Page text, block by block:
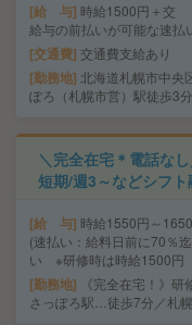
給 与 時給1500円＋交
給与の前払いが可能な速払
交通費 交通費支給あり
勤務地 北海道札幌市中
ぽろ（札幌市営）駅徒歩3
＼完全在宅＊電話な
短期/週3～などシフ
給 与 時給1550円～
(速払い：給料日前に70％
い ※研修時は時給1500円
勤務地
《完全在宅！》
さっぽろ駅…徒歩7分／札